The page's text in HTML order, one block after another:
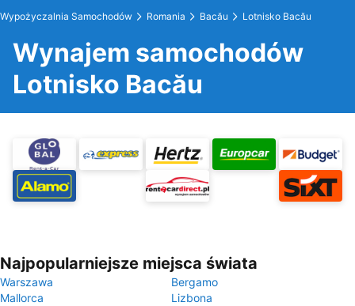
Wypożyczalnia Samochodów Romania Bacău Lotnisko Bacău
Wynajem samochodów
Lotnisko Bacău
Najpopularniejsze miejsca świata
Warszawa
Bergamo
Mallorca
Lizbona